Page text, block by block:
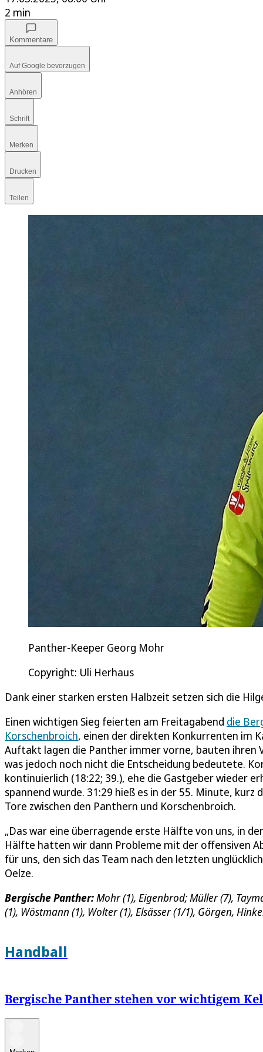
2 min
Kommentare
Auf Google bevorzugen
Anhören
Schrift
Merken
Drucken
Teilen
Panther-Keeper Georg Mohr
Copyright: Uli Herhaus
Dank einer starken ersten Halbzeit setzen sich die
Einen wichtigen Sieg feierten am Freitagabend die
Korschenbroich, einen der direkten Konkurrenten im
Auftakt lagen die Panther immer vorne, bauten ihren
was jedoch noch nicht die Entscheidung bedeutete.
kontinuierlich (18:22; 39.), ehe die Gastgeber wieder
spannend wurde. 31:29 hieß es in der 55. Minute,
Tore zwischen den Panthern und Korschenbroich.
„Das war eine überragende erste Hälfte von uns, in
Hälfte hatten wir dann Probleme mit der offensiven
für uns, den sich das Team nach den letzten
Oelze.
Bergische Panther: Mohr (1), Eigenbrod; Müller (7),
(1), Wöstmann (1), Wolter (1), Elsässer (1/1), Görgen,
Handball
Bergische Panther stehen vor wichtigem